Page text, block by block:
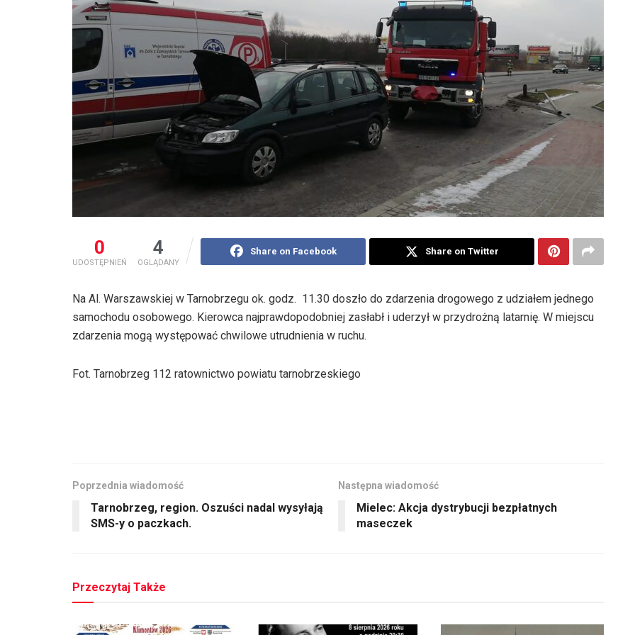
0
UDOSTĘPNIEŃ
4
OGLĄDANY
Share on Facebook Share on Twitter
Na Al. Warszawskiej w Tarnobrzegu ok. godz. 11.30 doszło do zdarzenia drogowego z udziałem jednego
samochodu osobowego. Kierowca najprawdopodobniej zasłabł i uderzył w przydrożną latarnię. W miejscu
zdarzenia mogą występować chwilowe utrudnienia w ruchu.
Fot. Tarnobrzeg 112 ratownictwo powiatu tarnobrzeskiego
Poprzednia wiadomość
Tarnobrzeg, region. Oszuści nadal wysyłają
SMS-y o paczkach.
Następna wiadomość
Mielec: Akcja dystrybucji bezpłatnych
maseczek
Przeczytaj Także